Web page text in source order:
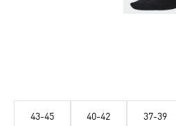
37-39
40-42
43-45